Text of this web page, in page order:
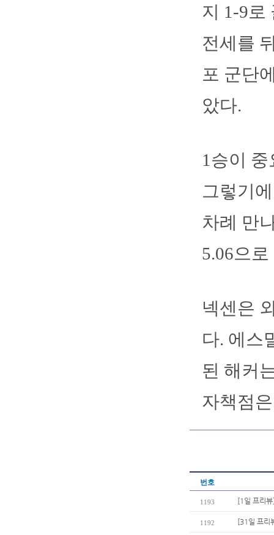
지 1-9로
전세를
포 군단
았다.
1승이
그렇기
차례 만
5.06으
넥센은
다. 에스
된 해커
자책점
번호
1193 [1일 프리
1192 [31일 프리